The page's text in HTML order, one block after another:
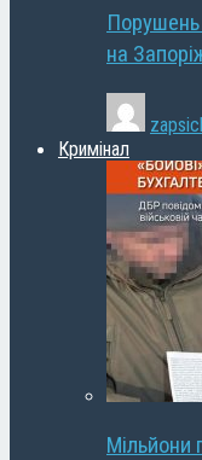
Порушень
на
Кримінал
Мільйони